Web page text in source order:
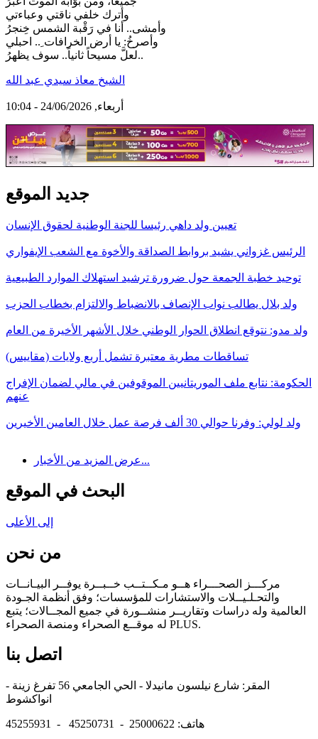
وأترك خلفي ناقتي وعباءتي
وأمشى.. أنا في رَقْبة الشمس خِنجرُ
وأصرخُ: يا أرض الخرافات ِ.. احبلي
لعلَّ مسيحاً ثانياً.. سوف يظهرُ..
الشيخ معاذ سيدي عبد الله
أربعاء, 24/06/2026 - 10:04
جديد الموقع
تعيين ولد داهي رئيسا للجنة الوطنية لحقوق الإنسان
الرئيس غزواني يشيد بروابط الصداقة والأخوة مع الشعب الإيفواري
توحيد خطبة الجمعة حول ضرورة ترشيد استهلاك الموارد الطبيعية
ولد بلال يطالب نواب الإنصاف بالانضباط والالتزام بخطاب الحزب
ولد مدو: نتوقع انطلاق الحوار الوطني خلال الأشهر الأخيرة من العام
تساقطات مطرية معتبرة تشمل أربع ولايات (مقاييس)
الحكومة: نتابع ملف الموريتانيين الموقوفين في مالي لضمان الإفراج
عنهم
ولد لولي: وفرنا حوالي 30 ألف فرصة عمل خلال العامين الأخيرين
عرض المزيد من الأخبار...
البحث في الموقع
إلى الأعلى
من نحن
مركـــز الصحـــراء هــو مـكــتــب خــبــرة يوفــر البيـانــات
والتحـلـيــلات والاستشارات للمؤسسات؛ وفق أنظمة الجـودة
العالمية وله دراسات وتقاريــر منشــورة في جميع المجــالات؛ يتبع
له موقــع الصحراء ومنصة الصحراء PLUS.
اتصل بنا
المقر: شارع نيلسون مانيدلا - الحي الجامعي 56 تفرغ زينة -
هاتف: 25000622 - 45250731 - 45255931